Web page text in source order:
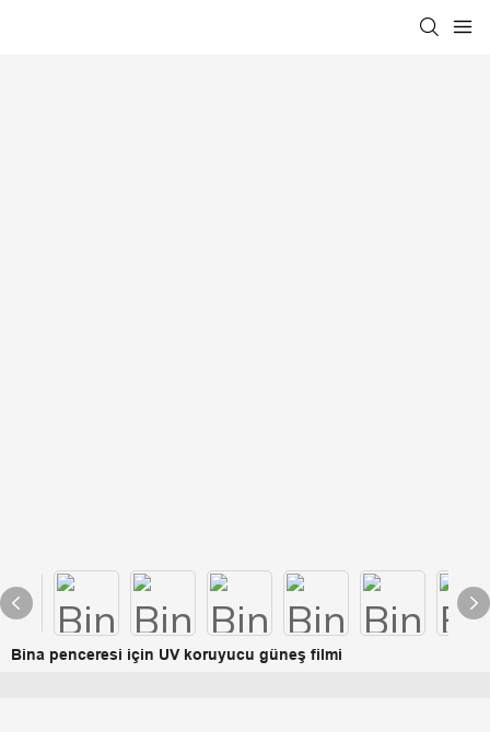
Bina penceresi için UV koruyucu güneş filmi